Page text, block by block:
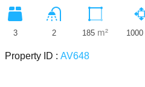
3 2 185 m² 1000
Property ID :AV648